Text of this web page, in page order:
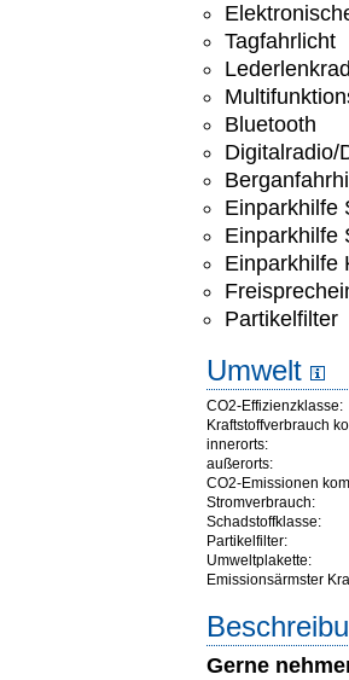
Tagfahrlicht
Bluetooth
Digitalradio/
Einparkhilfe
Einparkhilfe
Einparkhilfe
Partikelfilter
Umwelt
CO2-Effizienzklasse:
Kraftstoffverbrauch
innerorts:
außerorts:
CO2-Emissionen
Stromverbrauch:
Schadstoffklasse:
Partikelfilter:
Umweltplakette:
Emissionsärmster
Gerne